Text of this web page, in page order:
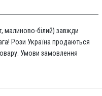
малиново-білий) завжди
Рози Україна продаються
Умови замовлення